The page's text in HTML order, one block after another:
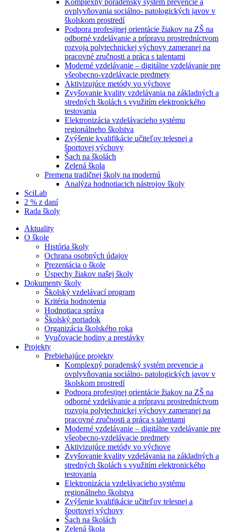
Komplexný poradenský systém prevencie a
ovplyvňovania sociálno- patologických javov v
školskom prostredí
Podpora profesijnej orientácie žiakov na ZŠ na
odborné vzdelávanie a prípravu prostredníctvom
rozvoja polytechnickej výchovy zameranej na
pracovné zručnosti a práca s talentami
Moderné vzdelávanie – digitálne vzdelávanie pre
všeobecno-vzdelávacie predmety
Aktivizujúce metódy vo výchove
Zvyšovanie kvality vzdelávania na základných a
stredných školách s využitím elektronického
testovania
Elektronizácia vzdelávacieho systému
regionálneho školstva
Zvýšenie kvalifikácie učiteľov telesnej a
športovej výchovy
Šach na školách
Zelená škola
Premena tradičnej školy na modernú
Analýza hodnotiacich nástrojov školy
SciLab
2 % z daní
Rada školy
Aktuality
O škole
História školy
Ochrana osobných údajov
Prezentácia o škole
Úspechy žiakov našej školy
Dokumenty školy
Školský vzdelávací program
Kritéria hodnotenia
Hodnotiaca správa
Školský poriadok
Organizácia školského roka
Vyučovacie hodiny a prestávky
Projekty
Prebiehajúce projekty
Komplexný poradenský systém prevencie a
ovplyvňovania sociálno- patologických javov v
školskom prostredí
Podpora profesijnej orientácie žiakov na ZŠ na
odborné vzdelávanie a prípravu prostredníctvom
rozvoja polytechnickej výchovy zameranej na
pracovné zručnosti a práca s talentami
Moderné vzdelávanie – digitálne vzdelávanie pre
všeobecno-vzdelávacie predmety
Aktivizujúce metódy vo výchove
Zvyšovanie kvality vzdelávania na základných a
stredných školách s využitím elektronického
testovania
Elektronizácia vzdelávacieho systému
regionálneho školstva
Zvýšenie kvalifikácie učiteľov telesnej a
športovej výchovy
Šach na školách
Zelená škola